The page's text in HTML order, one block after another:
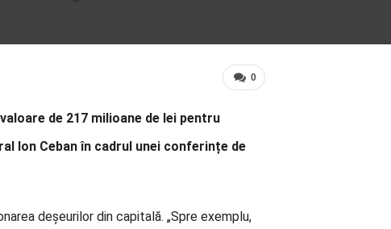
0
de 217 milioane de lei pentru
Ion Ceban în cadrul unei conferințe de
deșeurilor din capitală. „Spre exemplu,